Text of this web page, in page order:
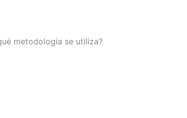
metodología se utiliza?